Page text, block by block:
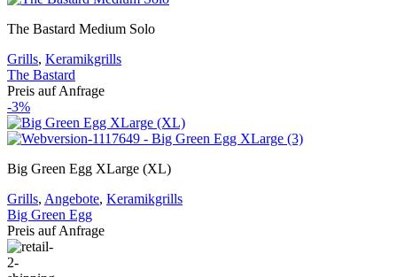
The Bastard Medium Solo
Grills, Keramikgrills
The Bastard
Preis auf Anfrage
-3%
Big Green Egg XLarge (XL)
Grills, Angebote, Keramikgrills
Big Green Egg
Preis auf Anfrage